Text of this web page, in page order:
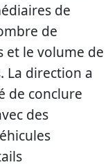
de
de
et le volume de
La direction a
de conclure
des